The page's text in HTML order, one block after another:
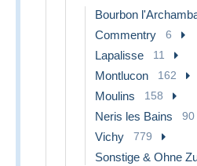
Bourbon
Commentry 6
Lapalisse 11
Montlucon 162
Moulins 158
Neris les Bains 90
Vichy 779
Sonstige & Ohne